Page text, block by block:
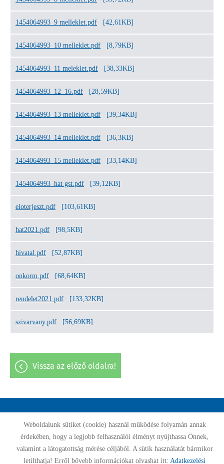
1454064993_9 melleklet.pdf [42,61KB]
1454064993_10 melleklet.pdf [8,79KB]
1454064993_11 meleklet.pdf [38,33KB]
1454064993_12_16.pdf [28,59KB]
1454064993_13 melleklet.pdf [39,34KB]
1454064993_14 melleklet.pdf [36,3KB]
1454064993_15 melleklet.pdf [33,14KB]
1454064993_hat gst.pdf [39,12KB]
eloterjeszt.pdf [103,61KB]
hat2021.pdf [98,5KB]
hivatal.pdf [52,87KB]
onkorm.pdf [68,64KB]
rendelet2021.pdf [133,32KB]
szivarvany.pdf [56,69KB]
vissza az előző oldalra!
Oldal információk Adatkezelési tájékoztató Impresszum
Sütik kezelése Akadálymentesítési nyilatkozat
Weboldalunk sütiket (cookie) használ működése folyamán annak
érdekében, hogy a legjobb felhasználói élményt nyújthassa Önnek,
valamint a látogatottság mérése céljából. A sütik használatát bármikor
letilthatja! Erről bővebb információkat olvashat itt: Adatkezelési